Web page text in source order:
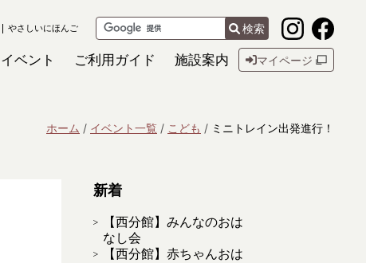
やさしいにほんご 検索
イベント ご利用ガイド 施設案内 マイページ
ホーム イベント一覧 こども ミニトレイン出発進行！
新着
【西分館】みんなのおは
なし会
【西分館】赤ちゃんおは